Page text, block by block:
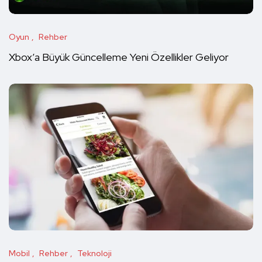
Oyun Rehber
Xbox’a Büyük Güncelleme Yeni Özellikler Geliyor
Mobil Rehber Teknoloji